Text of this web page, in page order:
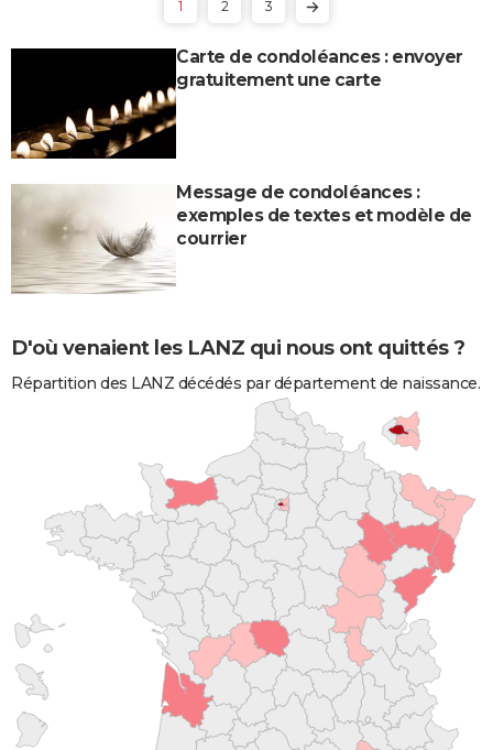
1 2 3
Carte de condoléances : envoyer
gratuitement une carte
Message de condoléances :
exemples de textes et modèle de
courrier
D'où venaient les LANZ qui nous ont quittés ?
Répartition des LANZ décédés par département de naissance.